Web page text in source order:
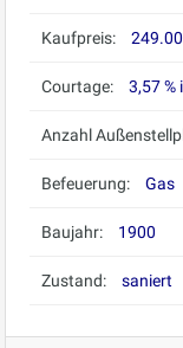
Kaufpreis:
Courtage: 3,57 %
Anzahl
Befeuerung: Gas
Baujahr: 1900
Zustand: saniert